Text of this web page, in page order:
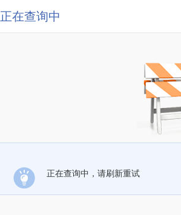
正在查询中
正在查询中，请刷新重试